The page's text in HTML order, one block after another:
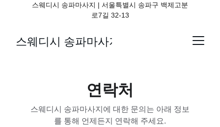
스웨디시 송파마사지 | 서울특별시 송파구 백제고분
로7길 32-13
스웨디시 송파마사지
연락처
스웨디시 송파마사지에 대한 문의는 아래 정보
를 통해 언제든지 연락해 주세요.